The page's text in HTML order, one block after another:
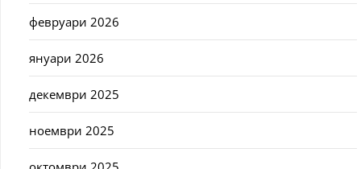
февруари 2026
януари 2026
декември 2025
ноември 2025